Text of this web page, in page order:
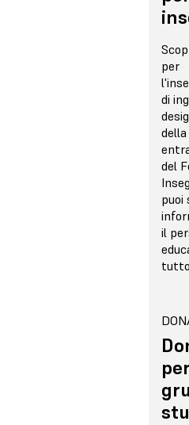
per
di
della
del
puoi
il
tutto
per